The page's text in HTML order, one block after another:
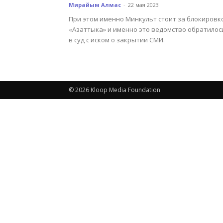
Мирайым Алмас - 22 мая 2023
При этом именно Минкульт стоит за
«Азаттыка» и именно это ведомство
в суд с иском о закрытии СМИ.
© 2026 Kloop Media Foundation